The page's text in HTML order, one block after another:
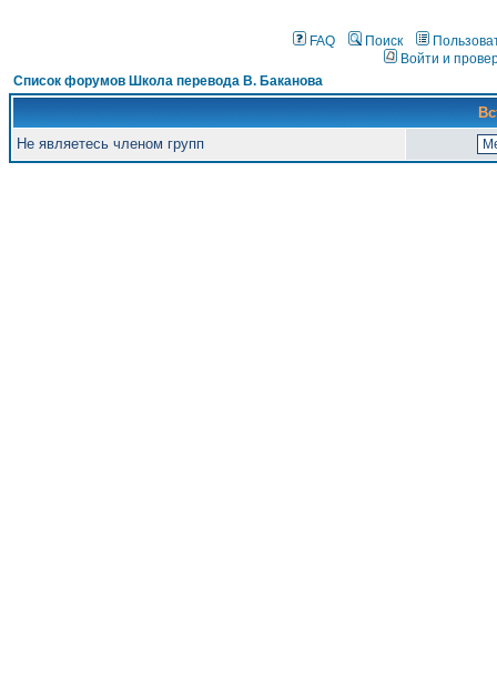
FAQ Поиск
Войти и
Список форумов Школа перевода В. Баканова
Не являетесь членом групп